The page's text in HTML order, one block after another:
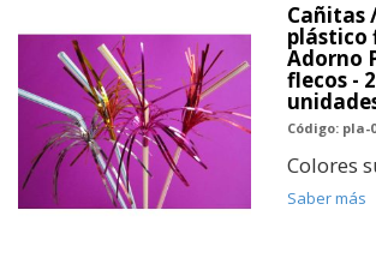
Cañitas
plástico
Adorno
flecos -
Código: pla-
Colores
Saber más